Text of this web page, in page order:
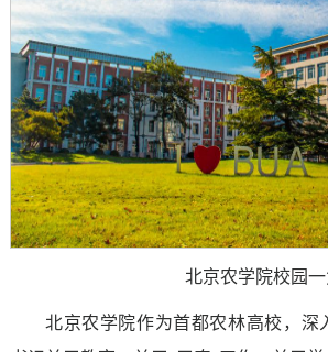
北京农学院校园一
北京农学院作为首都农林高校，深